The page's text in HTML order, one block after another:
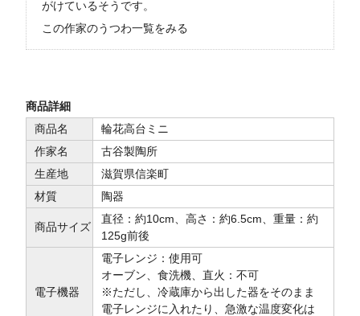
がけているそうです。
この作家のうつわ一覧をみる
商品詳細
商品名
輪花高台ミニ
作家名
古谷製陶所
生産地
滋賀県信楽町
材質
陶器
商品サイズ
直径：約10cm、高さ：約6.5cm、重量：約
125g前後
電子機器
電子レンジ：使用可
オーブン、食洗機、直火：不可
※ただし、冷蔵庫から出した器をそのまま
電子レンジに入れたり、急激な温度変化は